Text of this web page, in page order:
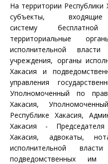
На территории
субъекты,
систему
территориальные
исполнительной
учреждения, органы
Хакасия и
управления
Уполномоченный по
Хакасия,
Республике Хакасия,
Хакасия - Председателя
Хакасия, адвокаты,
исполнительной
подведомственных